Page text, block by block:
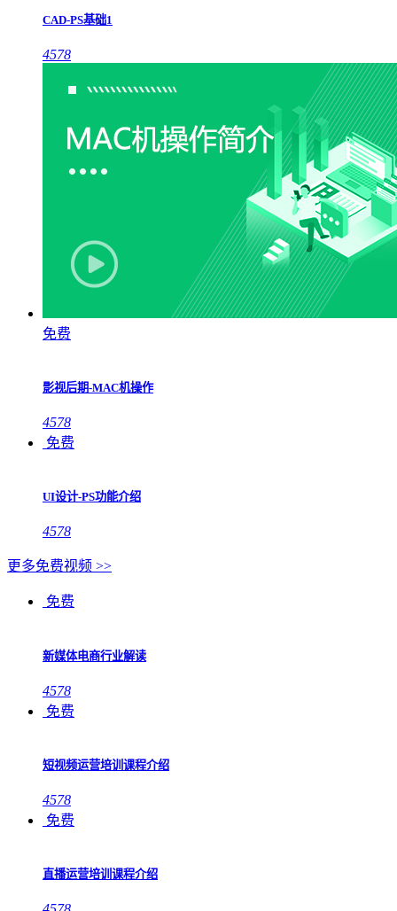
CAD-PS基础1
4578
免费
影视后期-MAC机操作
4578
免费
UI设计-PS功能介绍
4578
更多免费视频 >>
免费
新媒体电商行业解读
4578
免费
短视频运营培训课程介绍
4578
免费
直播运营培训课程介绍